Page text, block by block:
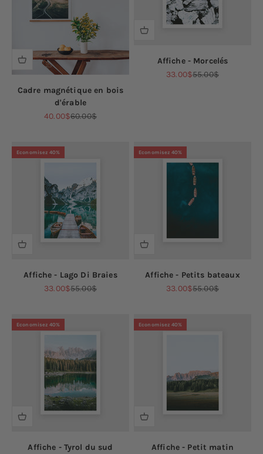
Cadre magnétique en bois
d'érable
Prix de vente
40.00$Prix normal
60.00$
Affiche - Morcelés
Prix de vente
33.00$Prix normal
55.00$
Economisez 40%
Affiche - Lago Di Braies
Prix de vente
33.00$Prix normal
55.00$
Economisez 40%
Affiche - Petits bateaux
Prix de vente
33.00$Prix normal
55.00$
Economisez 40%
Affiche - Tyrol du sud
Economisez 40%
Affiche - Petit matin